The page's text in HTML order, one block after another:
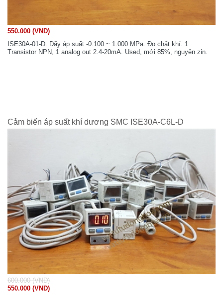
550.000 (VND)
ISE30A-01-D. Dãy áp suất -0.100 ~ 1.000 MPa. Đo chất khí. 1
Transistor NPN, 1 analog out 2.4-20mA. Used, mới 85%, nguyên zin.
Cảm biến áp suất khí dương SMC ISE30A-C6L-D
600.000 (VND)
550.000 (VND)